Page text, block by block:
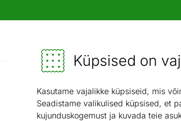
Küpsised on
Kasutame vajalikke küpsiseid, mis
Seadistame valikulised küpsised, et
kujunduskogemust ja kuvada teie
Mööbel ja sisustus - ON24